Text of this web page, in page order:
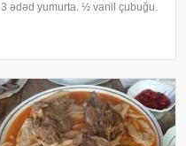
3 ədəd yumurta. ½ vanil çubuğu.